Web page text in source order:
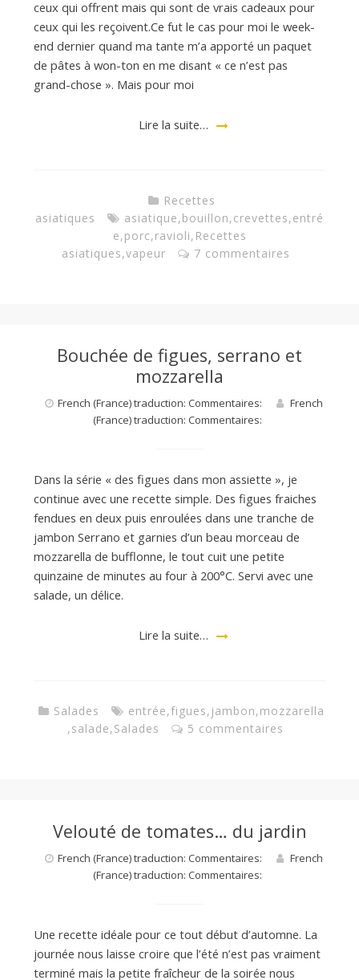
ceux qui offrent mais qui sont de vrais cadeaux pour
ceux qui les reçoivent.Ce fut le cas pour moi le week-
end dernier quand ma tante m’a apporté un paquet
de pâtes à won-ton en me disant « ce n’est pas
grand-chose ». Mais pour moi
Lire la suite…
Recettes
asiatiques
asiatique,bouillon,crevettes,entré
e,porc,ravioli, Recettes
asiatiques,vapeur 7 commentaires
Bouchée de figues, serrano et
mozzarella
French (France) traduction: Commentaires:
French
(France) traduction: Commentaires:
Dans la série « des figues dans mon assiette », je
continue avec une recette simple. Des figues fraiches
fendues en deux puis enroulées dans une tranche de
jambon Serrano et garnies d’un beau morceau de
mozzarella de bufflonne, le tout cuit une petite
quinzaine de minutes au four à 200°C. Servi avec une
salade, un délice.
Lire la suite…
Salades entrée,figues, jambon,mozzarella
,salade,Salades 5 commentaires
Velouté de tomates… du jardin
French (France) traduction: Commentaires:
French
(France) traduction: Commentaires:
Une recette idéale pour ce tout début d’automne. La
journée nous laisse croire que l’été n’est pas vraiment
terminé mais la petite fraîcheur de la soirée nous